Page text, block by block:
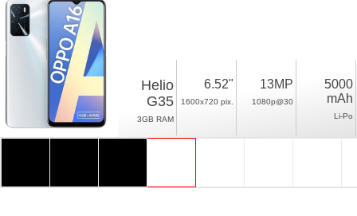
Helio
G35
3GB RAM
6.52"
1600x720 pix.
13MP
1080p@30
5000
mAh
Li-Po